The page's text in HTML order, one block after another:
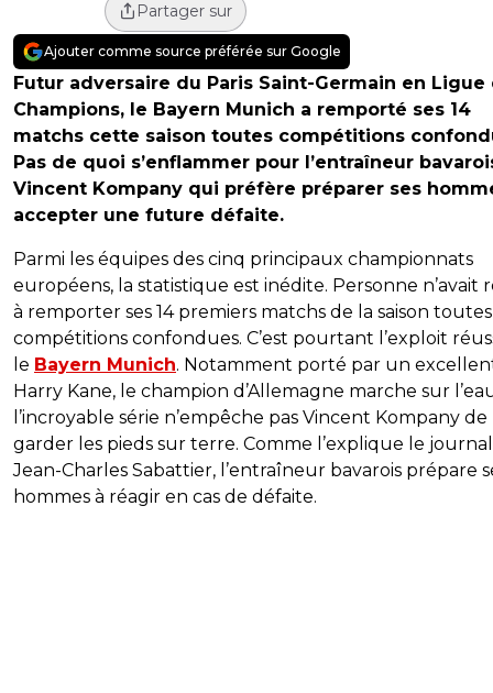
Partager sur
Ajouter comme source préférée sur Google
Futur adversaire du Paris Saint-Germain en Ligue
Champions, le Bayern Munich a remporté ses 14
matchs cette saison toutes compétitions
Pas de quoi s’enflammer pour l’entraîneur
Vincent Kompany qui préfère préparer ses
accepter une future défaite.
Parmi les équipes des cinq principaux championnats
européens, la statistique est inédite. Personne n’avait
à remporter ses 14 premiers matchs de la saison toutes
compétitions confondues. C’est pourtant l’exploit
le Bayern Munich. Notamment porté par un
Harry Kane, le champion d’Allemagne marche sur
l’incroyable série n’empêche pas Vincent Kompany de
garder les pieds sur terre. Comme l’explique le
Jean-Charles Sabattier, l’entraîneur bavarois prépare
hommes à réagir en cas de défaite.